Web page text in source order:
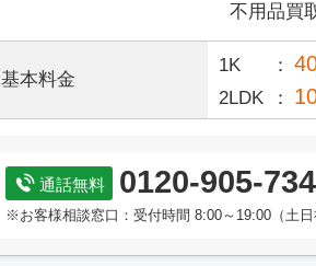
不用品買
基本料金
1K
2LDK
通話無料 0120-905-734
※お客様相談窓口：受付時間 8:00～19:00（土日